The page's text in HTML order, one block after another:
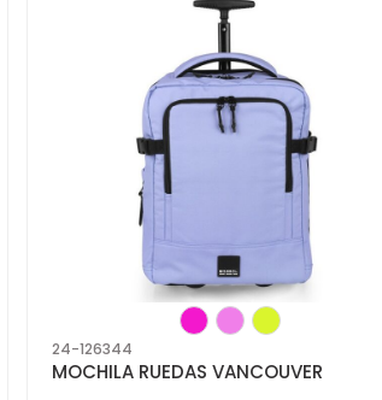
24-126344
MOCHILA RUEDAS VANCOUVER